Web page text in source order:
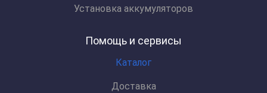
Установка аккумуляторов
Помощь и сервисы
Каталог
Доставка